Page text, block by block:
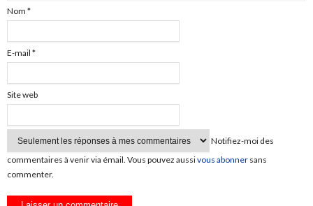
Nom *
E-mail *
Site web
Notifiez-moi des
commentaires à venir via émail. Vous pouvez aussivous abonner sans
commenter.